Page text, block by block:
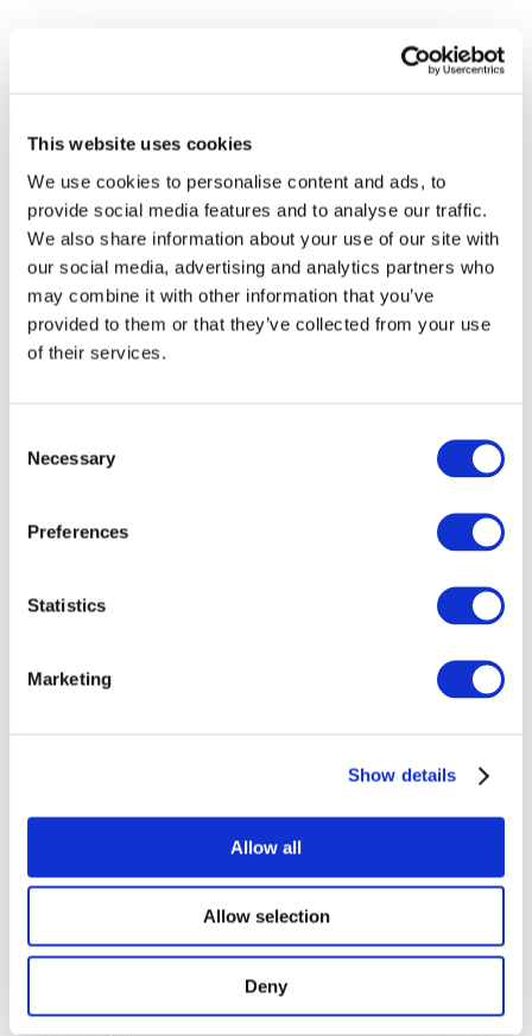
This website uses cookies
We use cookies to personalise content and ads, to
provide social media features and to analyse our traffic.
We also share information about your use of our site with
our social media, advertising and analytics partners who
may combine it with other information that you’ve
provided to them or that they’ve collected from your use
of their services.
Selection
Necessary
Preferences
Statistics
Marketing
Show details
Allow all
Allow selection
Deny
eventos